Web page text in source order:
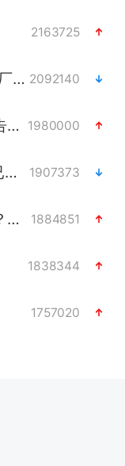
2163725
SK海力士回应“或出售重庆工厂”传闻 2092140
血指纹匹配成功，20年悬案告破！凶手被执行死刑 1980000
独闯南太行失联14天的女子已找到 1907373
辽宁28名务农人员中暑死亡？官方辟谣 1884851
1838344
1757020